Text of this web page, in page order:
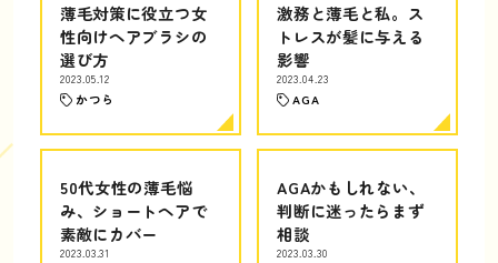
薄毛対策に役立つ女
性向けヘアブラシの
選び方
2023.05.12
かつら
激務と薄毛と私。ス
トレスが髪に与える
影響
2023.04.23
AGA
50代女性の薄毛悩
み、ショートヘアで
素敵にカバー
2023.03.31
AGAかもしれない、
判断に迷ったらまず
相談
2023.03.30